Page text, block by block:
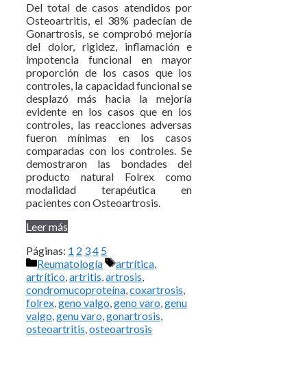
Del total de casos atendidos por
Osteoartritis, el 38% padecían de
Gonartrosis, se comprobó mejoría
del dolor, rigidez, inflamación e
impotencia funcional en mayor
proporción de los casos que los
controles, la capacidad funcional se
desplazó más hacia la mejoría
evidente en los casos que en los
controles, las reacciones adversas
fueron mínimas en los casos
comparadas con los controles. Se
demostraron las bondades del
producto natural Folrex como
modalidad terapéutica en
pacientes con Osteoartrosis.
Leer más
Páginas: 1 2 34 5
Categorías
Reumatología Etiquetas
artrítica,
artrítico,artritis,artrosis,
condromucoproteína,coxartrosis,
folrex,geno valgo,geno varo,genu
valgo,genu varo,gonartrosis,
osteoartritis,osteoartrosis